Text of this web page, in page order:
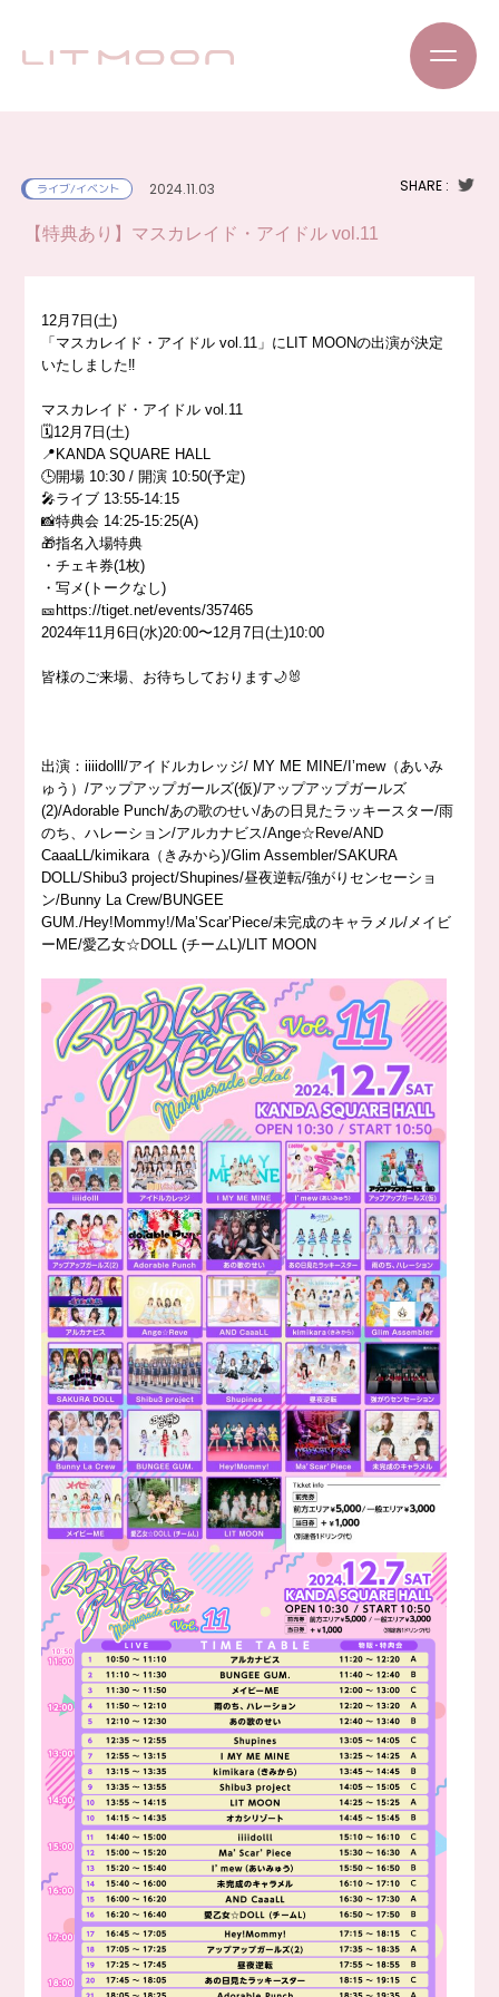
ライブ/イベント 2024.11.03 SHARE :
【特典あり】マスカレイド・アイドル vol.11
12月7日(土)
「マスカレイド・アイドル vol.11」にLIT MOONの出演が決定
いたしました‼️
マスカレイド・アイドル vol.11
🗓️12月7日(土)
📍KANDA SQUARE HALL
🕒開場 10:30 / 開演 10:50(予定)
🎤ライブ 13:55-14:15
📸特典会 14:25-15:25(A)
🎁指名入場特典
・チェキ券(1枚)
・写メ(トークなし)
🎫https://tiget.net/events/357465
2024年11月6日(水)20:00〜12月7日(土)10:00
皆様のご来場、お待ちしております🌙🐰
出演：iiiidolll/アイドルカレッジ/ MY ME MINE/I’mew（あいみ
ゅう）/アップアップガールズ(仮)/アップアップガールズ
(2)/Adorable Punch/あの歌のせい/あの日見たラッキースター/雨
のち、ハレーション/アルカナビス/Ange☆Reve/AND
CaaaLL/kimikara（きみから)/Glim Assembler/SAKURA
DOLL/Shibu3 project/Shupines/昼夜逆転/強がりセンセーショ
ン/Bunny La Crew/BUNGEE
GUM./Hey!Mommy!/Ma’Scar’Piece/未完成のキャラメル/メイビ
ーME/愛乙女☆DOLL (チームL)/LIT MOON